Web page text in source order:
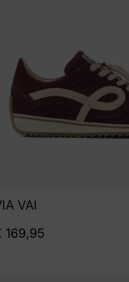
VAI
169,95